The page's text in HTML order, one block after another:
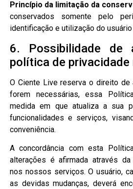
Princípio da limitação da
conservados somente pelo
identificação e utilização do
6. Possibilidade de
política de
O Ciente Live reserva o direito de
forem necessárias, essa
medida em que atualiza a sua
funcionalidades e serviços,
conveniência.
A concordância com esta
alterações é afirmada através da
nos nossos serviços. O usuário,
as devidas mudanças, deverá